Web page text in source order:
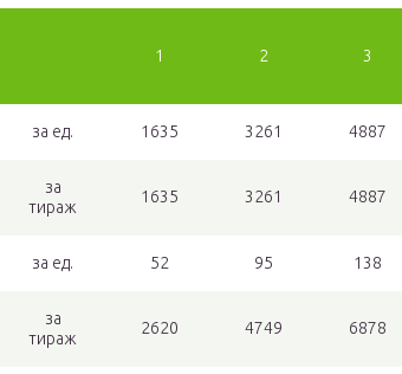
1 2 3
за ед. 1635 3261 4887
за
тираж
1635 3261 4887
за ед. 52 95 138
за
тираж
2620 4749 6878